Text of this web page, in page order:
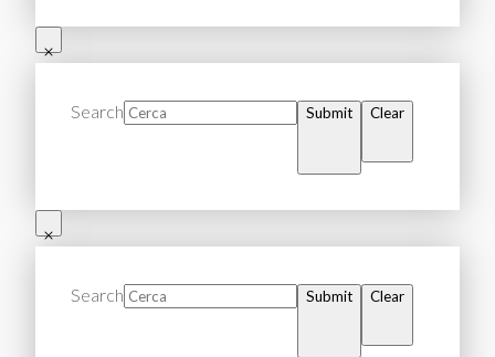
Search Submit Clear
Search Submit Clear